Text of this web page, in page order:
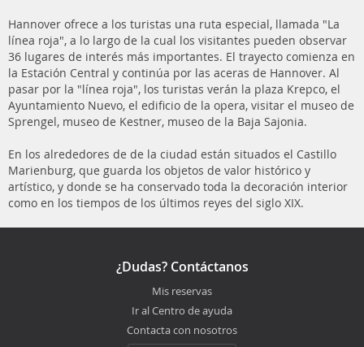
Hannover ofrece a los turistas una ruta especial, llamada "La
línea roja", a lo largo de la cual los visitantes pueden observar
36 lugares de interés más importantes. El trayecto comienza en
la Estación Central y continúa por las aceras de Hannover. Al
pasar por la "línea roja", los turistas verán la plaza Krepco, el
Ayuntamiento Nuevo, el edificio de la opera, visitar el museo de
Sprengel, museo de Kestner, museo de la Baja Sajonia.
En los alrededores de de la ciudad están situados el Castillo
Marienburg, que guarda los objetos de valor histórico y
artístico, y donde se ha conservado toda la decoración interior
como en los tiempos de los últimos reyes del siglo XIX.
¿Dudas? Contáctanos
Mis reservas
Ir al Centro de ayuda
Contacta con nosotros